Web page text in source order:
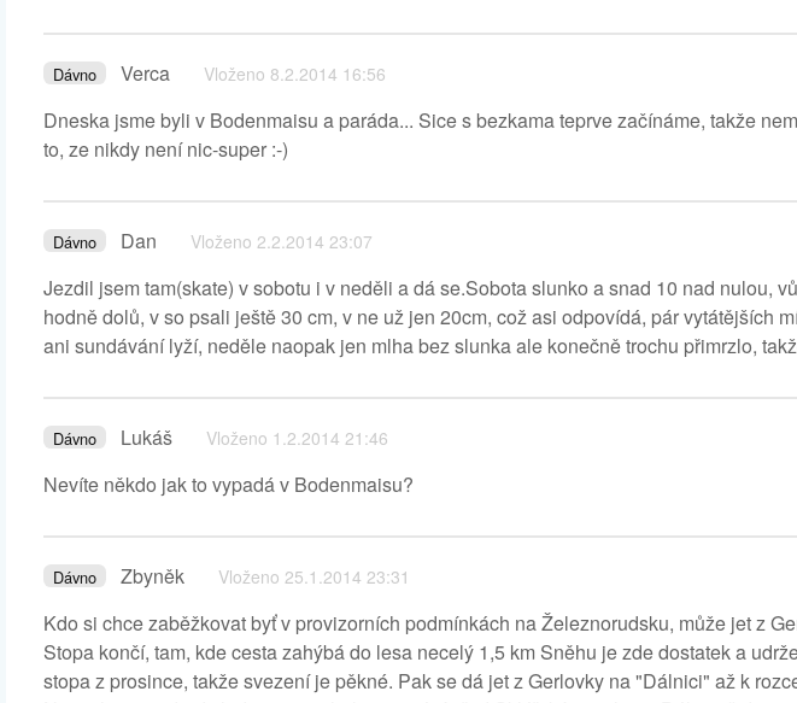
Dávno Verca Vloženo 8.2.2014 16:56
Dneska jsme byli v Bodenmaisu a paráda... Sice s bezkama teprve začínáme, takže
to, ze nikdy není nic-super :-)
Dávno Dan Vloženo 2.2.2014 23:07
Jezdil jsem tam(skate) v sobotu i v neděli a dá se.Sobota slunko a snad 10 nad nulou,
hodně dolů, v so psali ještě 30 cm, v ne už jen 20cm, což asi odpovídá, pár vytátějších
ani sundávání lyží, neděle naopak jen mlha bez slunka ale konečně trochu přimrzlo,
Dávno Lukáš Vloženo 1.2.2014 21:46
Nevíte někdo jak to vypadá v Bodenmaisu?
Dávno Zbyněk Vloženo 25.1.2014 23:31
Kdo si chce zaběžkovat byť v provizorních podmínkách na Železnorudsku, může jet z
Stopa končí, tam, kde cesta zahýbá do lesa necelý 1,5 km Sněhu je zde dostatek a
stopa z prosince, takže svezení je pěkné. Pak se dá jet z Gerlovky na "Dálnici" až k